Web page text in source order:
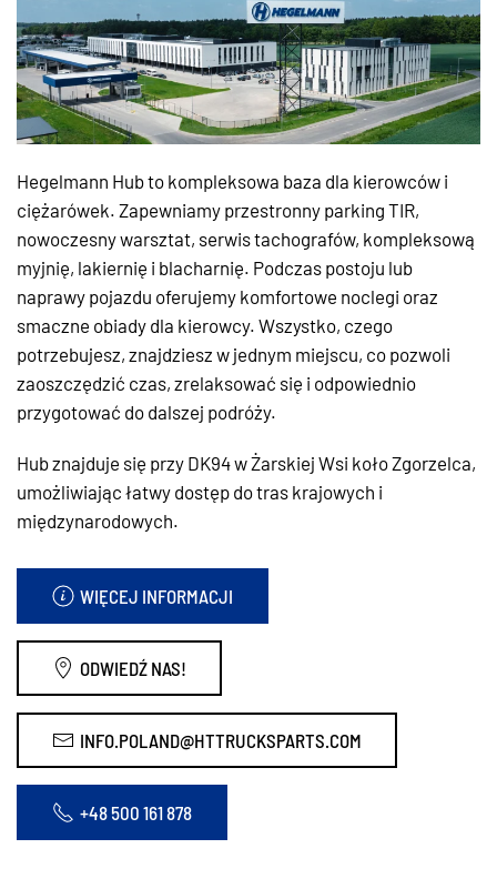
Hegelmann Hub to kompleksowa baza dla kierowców i
ciężarówek. Zapewniamy przestronny parking TIR,
nowoczesny warsztat, serwis tachografów, kompleksową
myjnię, lakiernię i blacharnię. Podczas postoju lub
naprawy pojazdu oferujemy komfortowe noclegi oraz
smaczne obiady dla kierowcy. Wszystko, czego
potrzebujesz, znajdziesz w jednym miejscu, co pozwoli
zaoszczędzić czas, zrelaksować się i odpowiednio
przygotować do dalszej podróży.
Hub znajduje się przy DK94 w Żarskiej Wsi koło Zgorzelca,
umożliwiając łatwy dostęp do tras krajowych i
międzynarodowych.
WIĘCEJ INFORMACJI
ODWIEDŹ NAS!
INFO.POLAND@HTTRUCKSPARTS.COM
+48 500 161 878